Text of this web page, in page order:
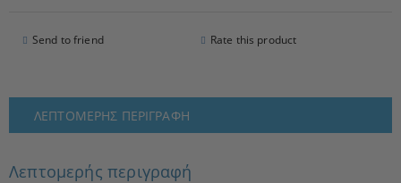
Send to friend Rate this product
ΛΕΠΤΟΜΕΡΉΣ ΠΕΡΙΓΡΑΦΉ
Λεπτομερής περιγραφή